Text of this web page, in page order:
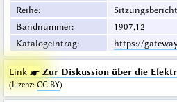
Reihe:
Bandnummer:
1907,12
Katalogeintrag: https://
Link ☛ Zur Diskussion über die
(Lizenz:CC BY)